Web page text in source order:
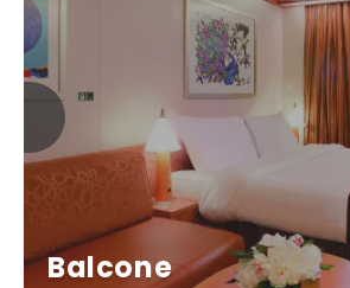
Balcone